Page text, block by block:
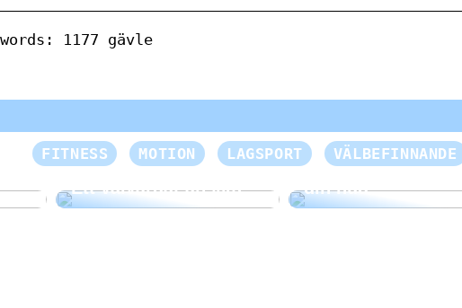
1177 gävle
FITNESS MOTION LAGSPORT VÄLBEFINNANDE
Ett välvårdat ansikte
Mild
din hud